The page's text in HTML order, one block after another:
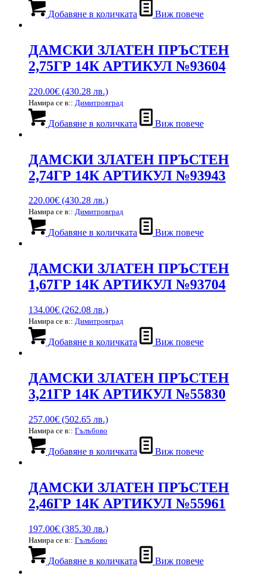
Добавяне в количката Виж повече
ДАМСКИ ЗЛАТЕН ПРЪСТЕН
2,75ГР 14К АРТИКУЛ №93604
220.00€ (430.28 лв.)
Намира се в:: Димитровград
Добавяне в количката Виж повече
ДАМСКИ ЗЛАТЕН ПРЪСТЕН
2,74ГР 14К АРТИКУЛ №93943
220.00€ (430.28 лв.)
Намира се в:: Димитровград
Добавяне в количката Виж повече
ДАМСКИ ЗЛАТЕН ПРЪСТЕН
1,67ГР 14К АРТИКУЛ №93704
134.00€ (262.08 лв.)
Намира се в:: Димитровград
Добавяне в количката Виж повече
ДАМСКИ ЗЛАТЕН ПРЪСТЕН
3,21ГР 14К АРТИКУЛ №55830
257.00€ (502.65 лв.)
Намира се в:: Гълъбово
Добавяне в количката Виж повече
ДАМСКИ ЗЛАТЕН ПРЪСТЕН
2,46ГР 14К АРТИКУЛ №55961
197.00€ (385.30 лв.)
Намира се в:: Гълъбово
Добавяне в количката Виж повече